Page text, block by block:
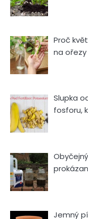
Proč
na
Slupka
fosforu,
Jemný